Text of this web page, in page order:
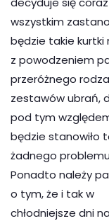
wszystkim
będzie takie kurtki
z powodzeniem
przeróżnego
zestawów ubrań,
pod tym
będzie stanowiło
żadnego
Ponadto należy
o tym, że i tak w
chłodniejsze dni